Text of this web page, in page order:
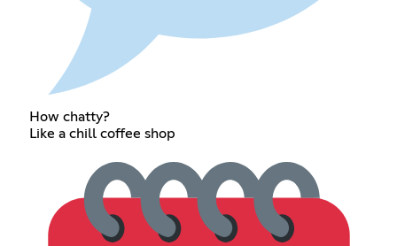
How chatty?
Like a chill coffee shop